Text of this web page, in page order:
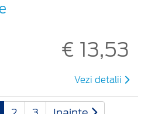
€ 13,53
Vezi detalii